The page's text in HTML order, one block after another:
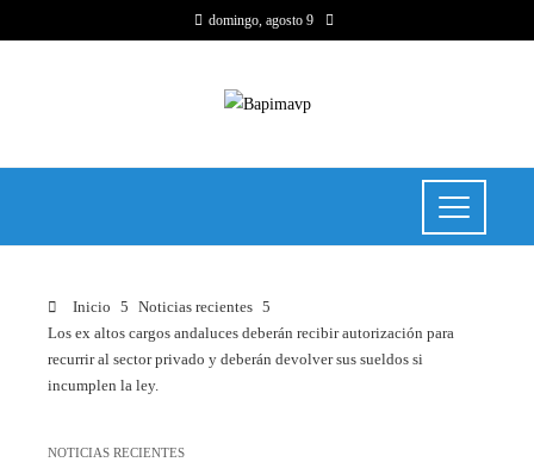
domingo, agosto 9
Inicio
Noticias recientes
Los ex altos cargos andaluces deberán recibir autorización para
recurrir al sector privado y deberán devolver sus sueldos si
incumplen la ley.
NOTICIAS RECIENTES